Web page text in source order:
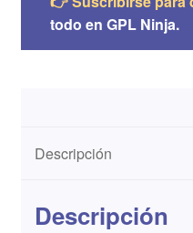
todo en GPL Ninja.
Descripción
Descripción